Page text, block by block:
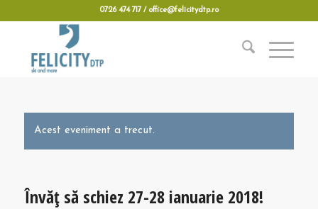
0726 474 717 / office@felicitydtp.ro
Acest eveniment a trecut.
Învăț să schiez 27-28 ianuarie 2018!